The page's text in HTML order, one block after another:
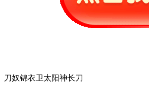
刀奴锦衣卫太阳神长刀